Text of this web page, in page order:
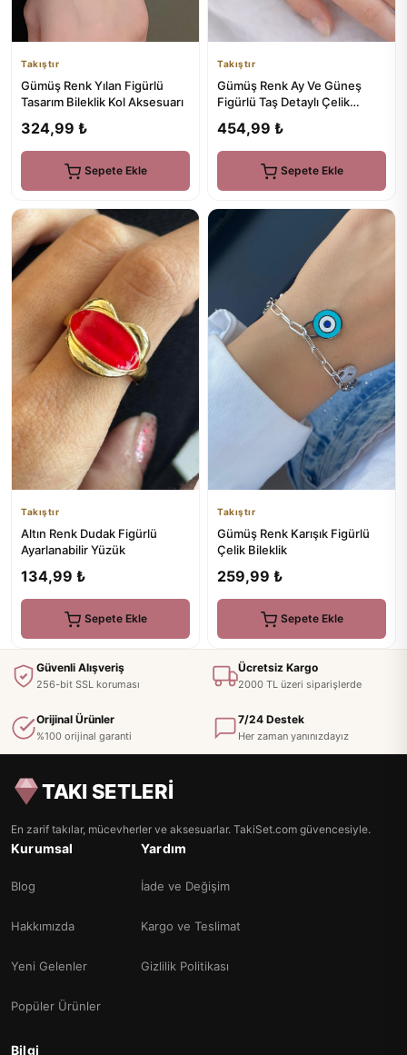
Takıştır
Gümüş Renk Yılan Figürlü
Tasarım Bileklik Kol Aksesuarı
324,99 ₺
Sepete Ekle
Takıştır
Gümüş Renk Ay Ve Güneş
Figürlü Taş Detaylı Çelik
454,99 ₺
Sepete Ekle
Takıştır
Altın Renk Dudak Figürlü
Ayarlanabilir Yüzük
134,99 ₺
Sepete Ekle
Takıştır
Gümüş Renk Karışık Figürlü
Çelik Bileklik
259,99 ₺
Sepete Ekle
Güvenli Alışveriş
256-bit SSL koruması
Ücretsiz Kargo
2000 TL üzeri siparişlerde
Orijinal Ürünler
%100 orijinal garanti
7/24 Destek
Her zaman yanınızdayız
TAKI SETLERİ
En zarif takılar, mücevherler ve aksesuarlar. TakiSet.com güvencesiyle.
Kurumsal
Blog
Hakkımızda
Yeni Gelenler
Popüler Ürünler
Yardım
İade ve Değişim
Kargo ve Teslimat
Gizlilik Politikası
Bilgi